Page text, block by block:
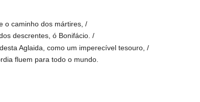
o caminho dos mártires, /
descrentes, ó Bonifácio. /
Aglaida, como um imperecível tesouro, /
fluem para todo o mundo.